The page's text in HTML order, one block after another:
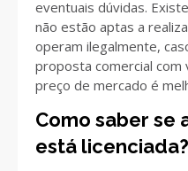
eventuais dúvidas.
não estão aptas a
operam ilegalmente,
proposta comercial com
preço de mercado é
Como saber se
está licenciada?